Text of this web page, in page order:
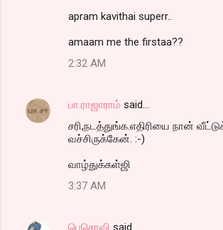
apram kavithai superr..
amaam me the firstaa??
2:32 AM
பா.ராஜாராம் said…
சரி,நடத்துங்க.எதிரியை நான்
வச்சிருக்கேன். :-)
வாழ்துக்கள்ஜி
3:37 AM
பெசொவி said…